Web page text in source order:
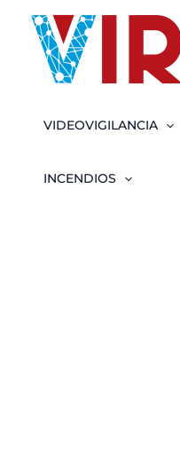
contenido
VIDEOVIGILANCIA
INCENDIOS